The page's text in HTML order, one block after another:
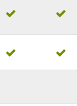
 
 